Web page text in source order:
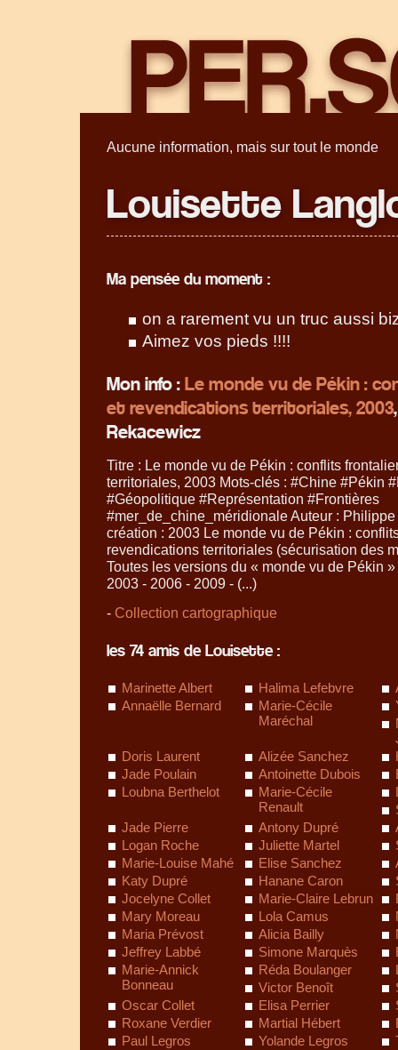
Aucune information, mais sur tout le monde
Louisette
Ma pensée du moment :
on a rarement vu un truc aussi
Aimez vos pieds !!!!
Mon info :Le monde vu de Pékin :
et revendications territoriales, 2003
Rekacewicz
Titre : Le monde vu de Pékin : conflits
territoriales, 2003 Mots-clés : #Chine #Pékin
#Géopolitique #Représentation #Frontières
#mer_de_chine_méridionale Auteur :
création : 2003 Le monde vu de Pékin :
revendications territoriales (sécurisation des
Toutes les versions du « monde vu de Pékin »
2003 - 2006 - 2009 - (...)
- Collection cartographique
les 74 amis de Louisette :
Marinette Albert Halima Lefebvre
Annaëlle Bernard
Marie-Cécile
Maréchal
Doris Laurent
Alizée Sanchez
Jade Poulain
Antoinette Dubois
Loubna Berthelot
Marie-Cécile
Renault
Jade Pierre
Antony Dupré
Logan Roche
Juliette Martel
Marie-Louise Mahé
Elise Sanchez
Katy Dupré
Hanane Caron
Jocelyne Collet
Marie-Claire Lebrun
Mary Moreau
Lola Camus
Maria Prévost
Alicia Bailly
Jeffrey Labbé
Simone Marquès
Marie-Annick
Bonneau
Réda Boulanger
Victor Benoît
Oscar Collet
Elisa Perrier
Roxane Verdier
Martial Hébert
Paul Legros
Yolande Legros